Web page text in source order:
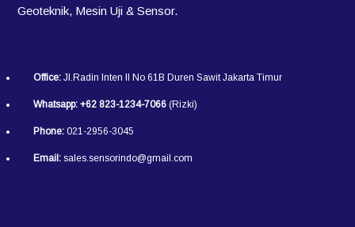
Geoteknik, Mesin Uji & Sensor.
Office:Jl.Radin Inten II No 61B Duren Sawit Jakarta Timur
Whatsapp: +62 823-1234-7066(Rizki)
Phone:021-2956-3045
Email:sales.sensorindo@gmail.com